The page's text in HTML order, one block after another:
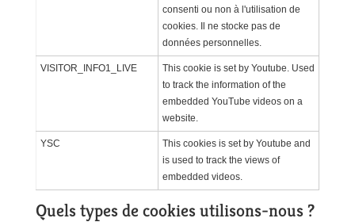
consenti ou non à l'utilisation de
cookies. Il ne stocke pas de
données personnelles.
VISITOR_INFO1_LIVE
This cookie is set by Youtube. Used
to track the information of the
embedded YouTube videos on a
website.
YSC
This cookies is set by Youtube and
is used to track the views of
embedded videos.
Quels types de cookies utilisons-nous ?